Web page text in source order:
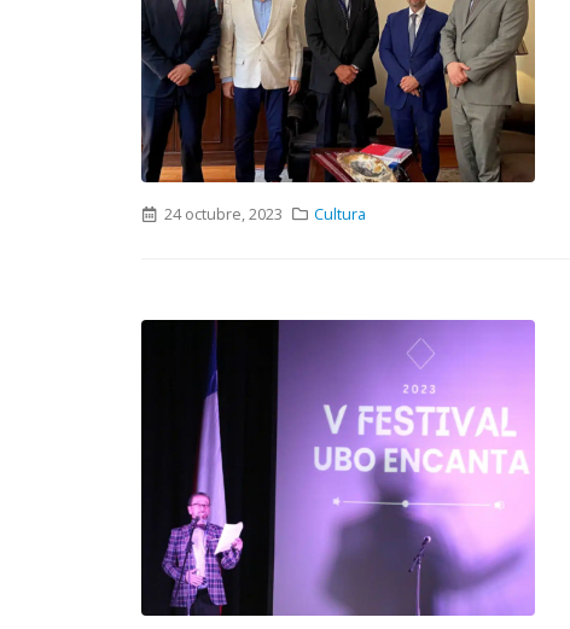
24 octubre, 2023 Cultura